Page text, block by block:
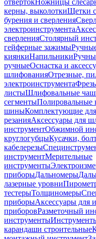
отвертокНожницы
керны, выколоткиЩетки
бурения и сверления
электроинструмента
сверленияСтолярный
гейферные зажимы
киянкиНапильники
ручныеОснастка и
шлифованияОтрезные,
электроинструмента
листыШлифовальные
сегментыПолировальные
шиныКомплектующие для
резанияАксессуары для
инструментОбжимной
круглогубцыКусачки,
кабелерезы
инструментМерительные
инструменты
приборыДальномеры
лазерные уровни
тестерыТолщиномеры
приборыАксессуары для
приборовРазметочный
инструменты
карандаши строительные